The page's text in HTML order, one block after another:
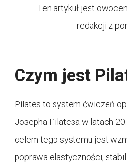
Ten artykuł jest
redakcji z
Czym jest
Pilates to system ćwiczeń
Josepha Pilatesa w latach
celem tego systemu jest
poprawa elastyczności,